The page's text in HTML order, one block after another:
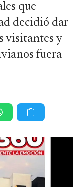
que
decidió dar
visitantes y
fuera